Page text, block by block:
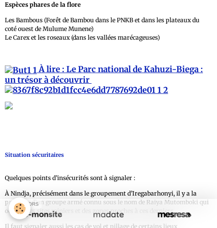
Espèces phares de la flore
Les Bambous (Forêt de Bambou dans le PNKB et dans les plateaux du
coté ouest de Mulume Munene)
Le Carex et les roseaux (dans les vallées marécageuses)
À lire : Le Parc national de Kahuzi-Biega :
un trésor à découvrir
Situation sécuritaires
Quelques points d’insécurités sont à signaler :
À Nindja, précisément dans le groupement d’Iregabarhonyi, il y a la
présence d’un groupe armé connu sous le nom de Raiya Mutomboki qui
occupe des sites miniers et des zones proches à ces derniers.
Il faut signaler aussi les cas de vol et pillage de certains lieux
SPONSORS